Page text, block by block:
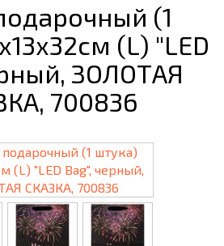
(1
(L) "LED
ЗОЛОТАЯ
700836